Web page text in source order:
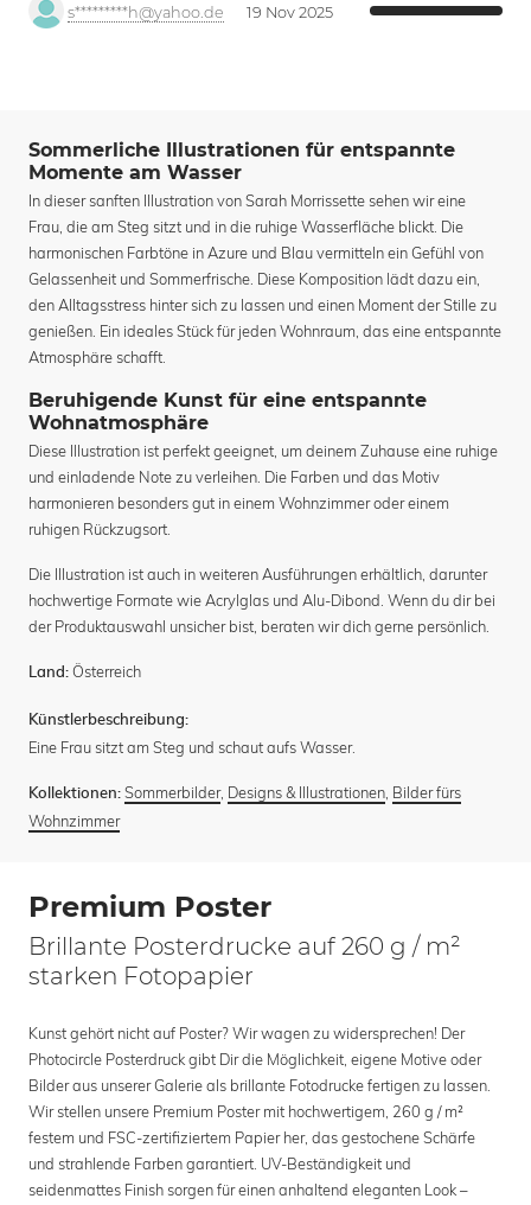
s*********h@yahoo.de 19 Nov 2025
Sommerliche Illustrationen für entspannte
Momente am Wasser
In dieser sanften Illustration von Sarah Morrissette sehen wir eine
Frau, die am Steg sitzt und in die ruhige Wasserfläche blickt. Die
harmonischen Farbtöne in Azure und Blau vermitteln ein Gefühl von
Gelassenheit und Sommerfrische. Diese Komposition lädt dazu ein,
den Alltagsstress hinter sich zu lassen und einen Moment der Stille zu
genießen. Ein ideales Stück für jeden Wohnraum, das eine entspannte
Atmosphäre schafft.
Beruhigende Kunst für eine entspannte
Wohnatmosphäre
Diese Illustration ist perfekt geeignet, um deinem Zuhause eine ruhige
und einladende Note zu verleihen. Die Farben und das Motiv
harmonieren besonders gut in einem Wohnzimmer oder einem
ruhigen Rückzugsort.
Die Illustration ist auch in weiteren Ausführungen erhältlich, darunter
hochwertige Formate wie Acrylglas und Alu-Dibond. Wenn du dir bei
der Produktauswahl unsicher bist, beraten wir dich gerne persönlich.
Land: Österreich
Künstlerbeschreibung:
Eine Frau sitzt am Steg und schaut aufs Wasser.
Kollektionen: Sommerbilder, Designs & Illustrationen Bilder fürs
Wohnzimmer
Premium Poster
Brillante Posterdrucke auf 260 g / m²
starken Fotopapier
Kunst gehört nicht auf Poster? Wir wagen zu widersprechen! Der
Photocircle Posterdruck gibt Dir die Möglichkeit, eigene Motive oder
Bilder aus unserer Galerie als brillante Fotodrucke fertigen zu lassen.
Wir stellen unsere Premium Poster mit hochwertigem, 260 g / m²
festem und FSC-zertifiziertem Papier her, das gestochene Schärfe
und strahlende Farben garantiert. UV-Beständigkeit und
seidenmattes Finish sorgen für einen anhaltend eleganten Look –